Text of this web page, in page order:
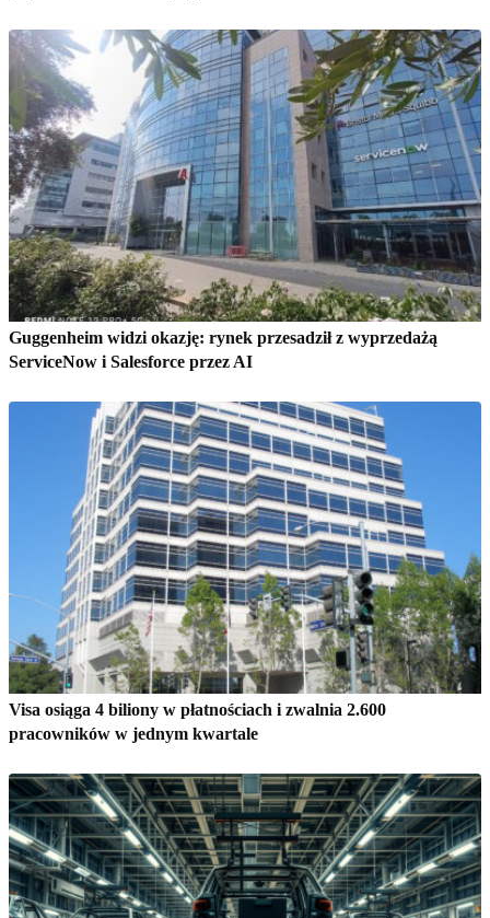
Guggenheim widzi okazję: rynek przesadził z wyprzedażą
ServiceNow i Salesforce przez AI
Visa osiąga 4 biliony w płatnościach i zwalnia 2.600
pracowników w jednym kwartale